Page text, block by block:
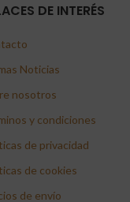
DE INTERÉS
Noticias
nosotros
y condiciones
de privacidad
de cookies
de envío